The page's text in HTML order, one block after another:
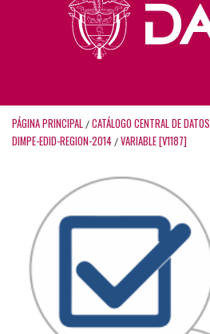
PÁGINA PRINCIPAL / CATÁLOGO CENTRAL DE DATOS
DIMPE-EDID-REGION-2014 / VARIABLE [V1187]